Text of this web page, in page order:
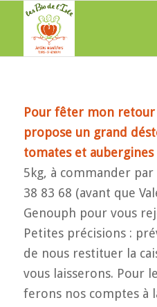
Pour fêter mon retour
propose un grand
tomates et aubergines
5kg, à commander par
38 83 68 (avant que
Genouph pour vous
Petites précisions :
de nous restituer la
vous laisserons. Pour
ferons nos comptes à